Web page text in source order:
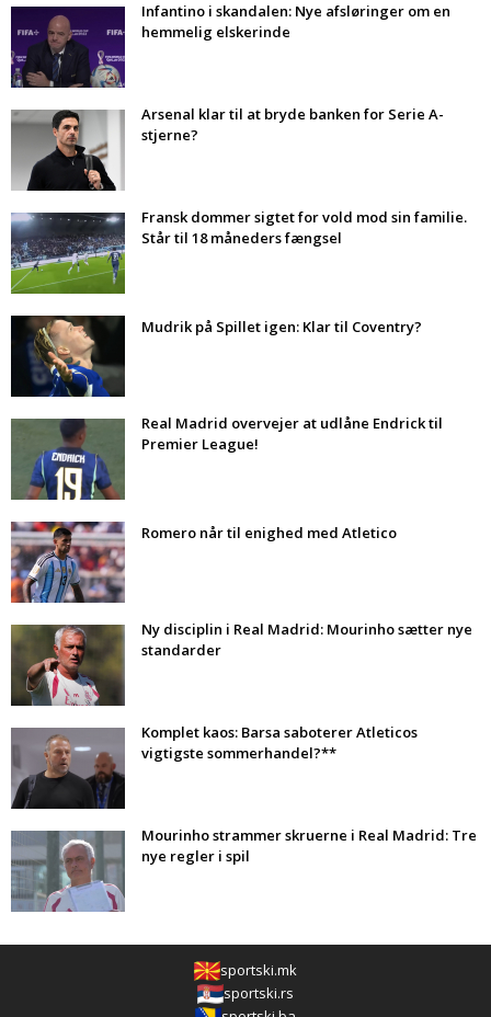
Infantino i skandalen: Nye afsløringer om en
hemmelig elskerinde
Arsenal klar til at bryde banken for Serie A-
stjerne?
Fransk dommer sigtet for vold mod sin familie.
Står til 18 måneders fængsel
Mudrik på Spillet igen: Klar til Coventry?
Real Madrid overvejer at udlåne Endrick til
Premier League!
Romero når til enighed med Atletico
Ny disciplin i Real Madrid: Mourinho sætter nye
standarder
Komplet kaos: Barsa saboterer Atleticos
vigtigste sommerhandel?**
Mourinho strammer skruerne i Real Madrid: Tre
nye regler i spil
sportski.mk
sportski.rs